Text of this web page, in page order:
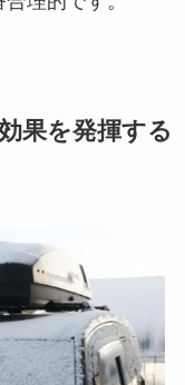
果を発揮する